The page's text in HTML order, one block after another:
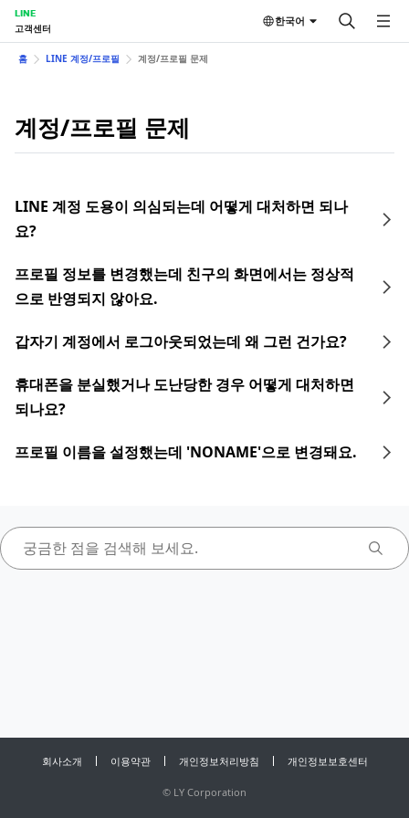
LINE
고객센터
한국어
홈 LINE 계정/프로필 계정/프로필 문제
계정/프로필 문제
LINE 계정 도용이 의심되는데 어떻게 대처하면 되나
요?
프로필 정보를 변경했는데 친구의 화면에서는 정상적
으로 반영되지 않아요.
갑자기 계정에서 로그아웃되었는데 왜 그런 건가요?
휴대폰을 분실했거나 도난당한 경우 어떻게 대처하면
되나요?
프로필 이름을 설정했는데 'NONAME'으로 변경돼요.
회사소개 이용약관 개인정보처리방침 개인정보보호센터
© LY Corporation